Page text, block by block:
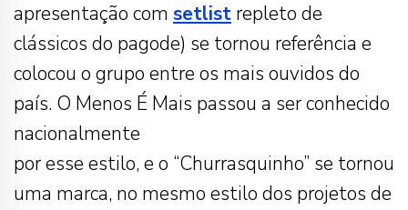
apresentação com setlist repleto de
clássicos do pagode) se tornou referência e
colocou o grupo entre os mais ouvidos do
país. O Menos É Mais passou a ser conhecido
nacionalmente
por esse estilo, e o “Churrasquinho” se tornou
uma marca, no mesmo estilo dos projetos de